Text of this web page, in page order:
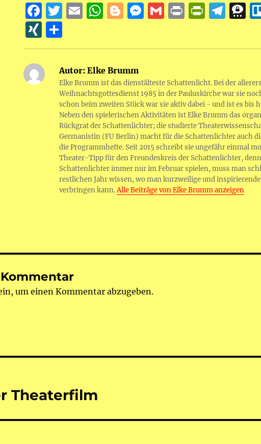
F
a
c
b
T
it
r
E
ai
W
at
A
p
p
B
g
er
M
ss
n
g
er
G
ai
P
n
P
n
F
ri
e
n
dl
y
T
e
r
a
m
T
a
X
I
N
G
ei
le
n
Autor: Elke Brumm
Elke Brumm ist das dienstälteste Schattenlicht. Bei der
Weihnachtsgottesdienst 1985 in der Pauluskirche war sie
schon beim zweiten Stück war sie aktiv dabei - und ist es bis
Neben den spielerischen Aktivitäten ist Elke Brumm das
Rückgrat der Schattenlichter; die studierte
Germanistin (FU Berlin) macht für die Schattenlichter auch
die Programmhefte. Seit 2015 schreibt sie ungefähr einmal
Theater-Tipp für den Freundeskreis der Schattenlichter,
Schattenlichter immer nur im Februar spielen, muss man
restlichen Jahr wissen, wo man kurzweilige und
verbringen kann.Alle Beiträge von Elke Brumm anzeigen
um einen Kommentar abzugeben.
Theaterfilm